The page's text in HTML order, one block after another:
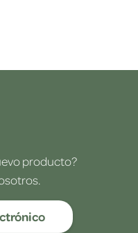
producto?